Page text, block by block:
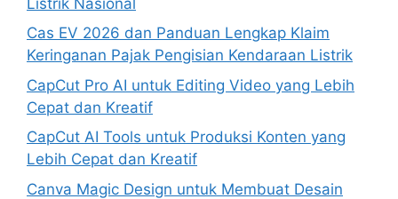
Cas EV 2026 dan Panduan Lengkap Klaim
Keringanan Pajak Pengisian Kendaraan Listrik
CapCut Pro AI untuk Editing Video yang Lebih
Cepat dan Kreatif
CapCut AI Tools untuk Produksi Konten yang
Lebih Cepat dan Kreatif
Canva Magic Design untuk Membuat Desain